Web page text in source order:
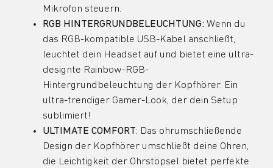
Mikrofon steuern.
RGB HINTERGRUNDBELEUCHTUNG: Wenn du
das RGB-kompatible USB-Kabel anschließt,
leuchtet dein Headset auf und bietet eine ultra-
designte Rainbow-RGB-
Hintergrundbeleuchtung der Kopfhörer. Ein
ultra-trendiger Gamer-Look, der dein Setup
sublimiert!
ULTIMATE COMFORT: Das ohrumschließende
Design der Kopfhörer umschließt deine Ohren,
die Leichtigkeit der Ohrstöpsel bietet perfekte